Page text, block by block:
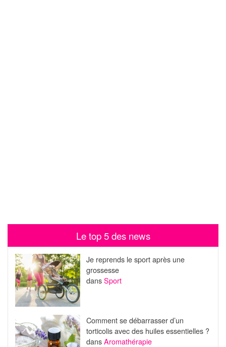
Le top 5 des news
Je reprends le sport après une
grossesse
dansSport
Comment se débarrasser d’un
torticolis avec des huiles essentielles ?
dansAromathérapie